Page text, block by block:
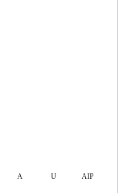
А U AIP